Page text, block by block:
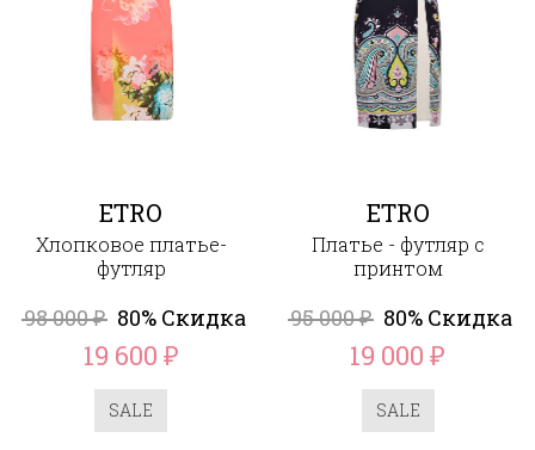
ETRO
Хлопковое платье-
футляр
98 000₽ 80% Скидка
19 600 ₽
SALE
ETRO
Платье - футляр с
принтом
95 000₽ 80% Скидка
19 000₽
SALE